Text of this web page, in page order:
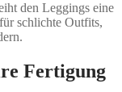
den Leggings eine
schlichte Outfits,
Fertigung